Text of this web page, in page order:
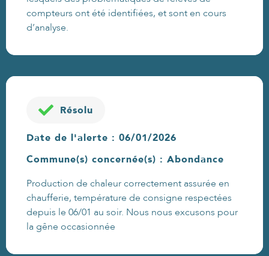
compteurs ont été identifiées, et sont en cours
d’analyse.
Résolu
Date de l'alerte : 06/01/2026
Commune(s) concernée(s) : Abondance
Production de chaleur correctement assurée en
chaufferie, température de consigne respectées
depuis le 06/01 au soir. Nous nous excusons pour
la gêne occasionnée